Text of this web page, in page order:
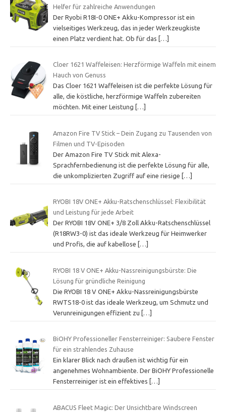
Helfer für zahlreiche Anwendungen
Der Ryobi R18I-0 ONE+ Akku-Kompressor ist ein
vielseitiges Werkzeug, das in jeder Werkzeugkiste
einen Platz verdient hat. Ob für das
[…]
Cloer 1621 Waffeleisen: Herzförmige Waffeln mit einem
Hauch von Genuss
Das Cloer 1621 Waffeleisen ist die perfekte Lösung für
alle, die köstliche, herzförmige Waffeln zubereiten
möchten. Mit einer Leistung
[…]
Amazon Fire TV Stick – Dein Zugang zu Tausenden von
Filmen und TV-Episoden
Der Amazon Fire TV Stick mit Alexa-
Sprachfernbedienung ist die perfekte Lösung für alle,
die unkomplizierten Zugriff auf eine riesige
[…]
RYOBI 18V ONE+ Akku-Ratschenschlüssel: Flexibilität
und Leistung für jede Arbeit
Der RYOBI 18V ONE+ 3/8 Zoll Akku-Ratschenschlüssel
(R18RW3-0) ist das ideale Werkzeug für Heimwerker
und Profis, die auf kabellose
[…]
RYOBI 18 V ONE+ Akku-Nassreinigungsbürste: Die
Lösung für gründliche Reinigung
Die RYOBI 18 V ONE+ Akku-Nassreinigungsbürste
RWTS18-0 ist das ideale Werkzeug, um Schmutz und
Verunreinigungen effizient zu
[…]
BiOHY Professioneller Fensterreiniger: Saubere Fenster
für ein strahlendes Zuhause
Ein klarer Blick nach draußen ist wichtig für ein
angenehmes Wohnambiente. Der BiOHY Professionelle
Fensterreiniger ist ein effektives
[…]
ABACUS Fleet Magic: Der Unsichtbare Windscreen